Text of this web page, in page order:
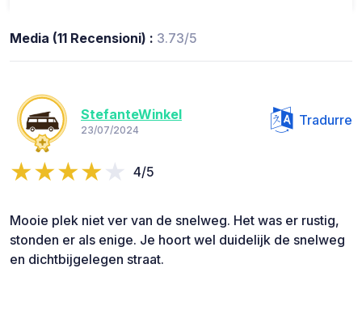
Media (11 Recensioni) : 3.73/5
StefanteWinkel
23/07/2024
Tradurre
4/5
Mooie plek niet ver van de snelweg. Het was er rustig,
stonden er als enige. Je hoort wel duidelijk de snelweg
en dichtbijgelegen straat.